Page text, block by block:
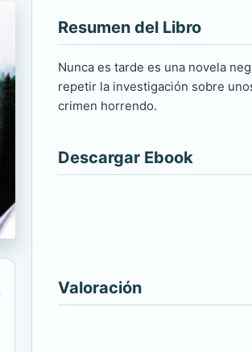
Resumen del Libro
Nunca es tarde es una novela
repetir la investigación sobre
crimen horrendo.
Descargar Ebook
Valoración